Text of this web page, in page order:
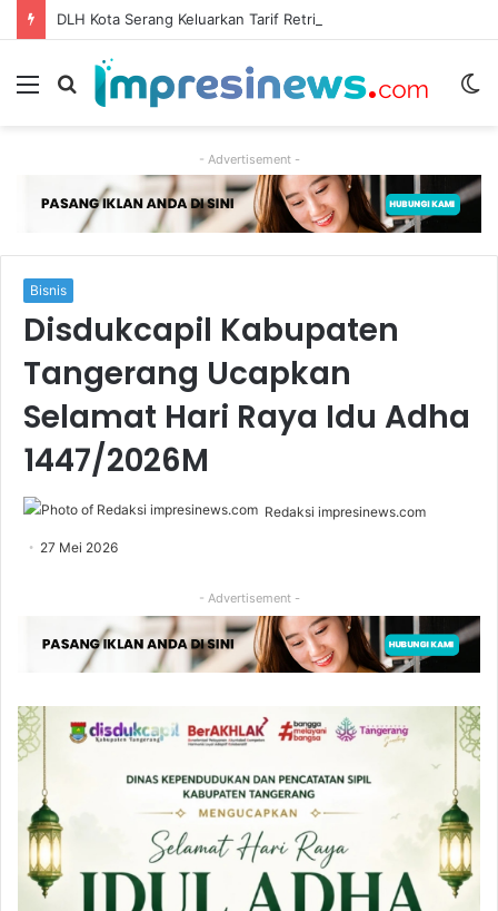
Menu
Cari
- Advertisement -
Bisnis
Disdukcapil Kabupaten
Tangerang Ucapkan
Selamat Hari Raya Idu Adha
1447/2026M
Redaksi impresinews.com
27 Mei 2026
- Advertisement -